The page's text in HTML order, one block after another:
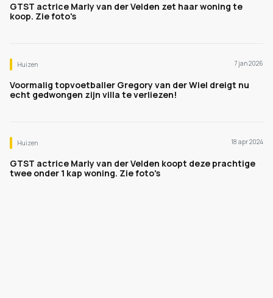
GTST actrice Marly van der Velden zet haar woning te
koop. Zie foto's
Huizen 7 jan 2026
Voormalig topvoetballer Gregory van der Wiel dreigt nu
echt gedwongen zijn villa te verliezen!
Huizen 18 apr 2024
GTST actrice Marly van der Velden koopt deze prachtige
twee onder 1 kap woning. Zie foto's